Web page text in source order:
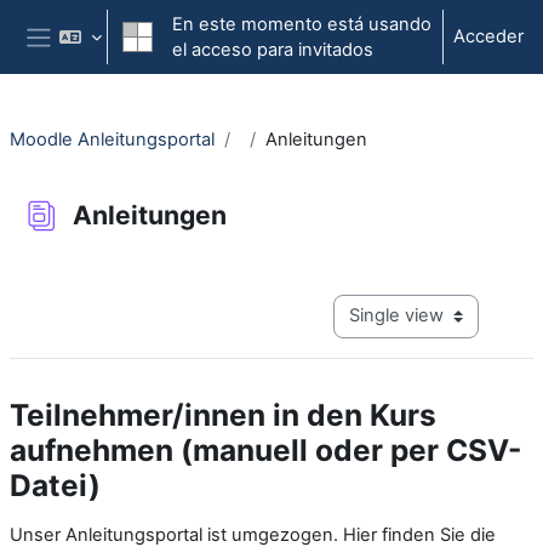
Salta al contenido principal
Panel lateral
En este momento está usando
el acceso para invitados
Acceder
Moodle Anleitungsportal Anleitungen
Anleitungen
View mode tertiary
Teilnehmer/innen in den Kurs
aufnehmen (manuell oder per CSV-
Datei)
Unser Anleitungsportal ist umgezogen. Hier finden Sie die